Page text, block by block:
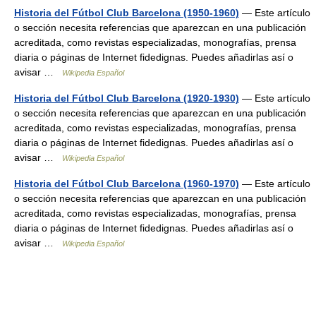
Historia del Fútbol Club Barcelona (1950-1960) — Este artículo
o sección necesita referencias que aparezcan en una publicación
acreditada, como revistas especializadas, monografías, prensa
diaria o páginas de Internet fidedignas. Puedes añadirlas así o
avisar …
Wikipedia Español
Historia del Fútbol Club Barcelona (1920-1930) — Este artículo
o sección necesita referencias que aparezcan en una publicación
acreditada, como revistas especializadas, monografías, prensa
diaria o páginas de Internet fidedignas. Puedes añadirlas así o
avisar …
Wikipedia Español
Historia del Fútbol Club Barcelona (1960-1970) — Este artículo
o sección necesita referencias que aparezcan en una publicación
acreditada, como revistas especializadas, monografías, prensa
diaria o páginas de Internet fidedignas. Puedes añadirlas así o
avisar …
Wikipedia Español